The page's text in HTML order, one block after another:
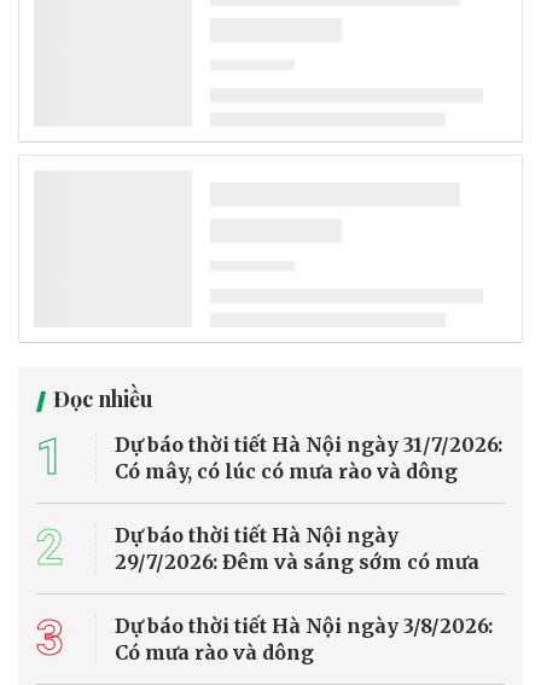
Đọc nhiều
1
Dự báo thời tiết Hà Nội ngày 31/7/2026:
Có mây, có lúc có mưa rào và dông
2
Dự báo thời tiết Hà Nội ngày
29/7/2026: Đêm và sáng sớm có mưa
3
Dự báo thời tiết Hà Nội ngày 3/8/2026:
Có mưa rào và dông